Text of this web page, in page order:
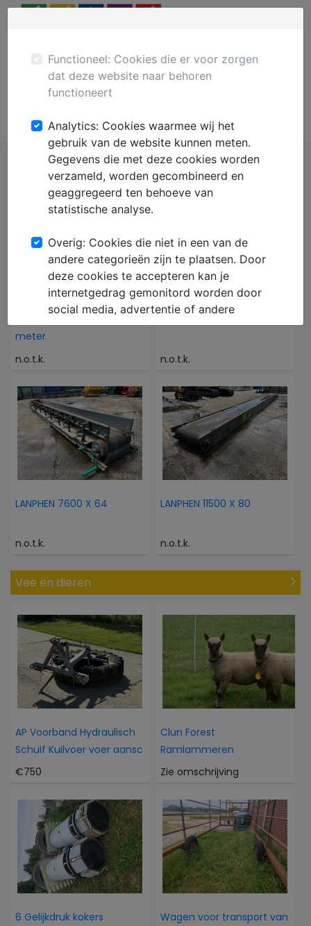
Plaats gratis advertentie
Mechanisatie
- Transportband 3.47
meter
n.o.t.k.
n.o.t.k.
LANPHEN 7600 X 64
n.o.t.k.
LANPHEN 11500 X 80
n.o.t.k.
Vee en dieren
AP Voorband Hydraulisch
Schuif Kuilvoer voer aansc
€750
Clun Forest
Ramlammeren
Zie omschrijving
6 Gelijkdruk kokers
Wagen voor transport van